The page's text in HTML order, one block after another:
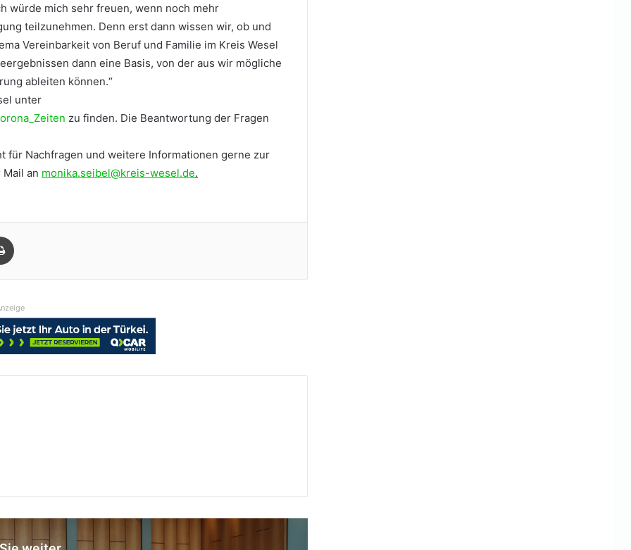
würde mich sehr freuen, wenn noch mehr
teilzunehmen. Denn erst dann wissen wir, ob und
Vereinbarkeit von Beruf und Familie im Kreis Wesel
dann eine Basis, von der aus wir mögliche
ableiten können.“
unter
zu finden. Die Beantwortung der Fragen
für Nachfragen und weitere Informationen gerne zur
an monika.seibel@kreis-wesel.de.